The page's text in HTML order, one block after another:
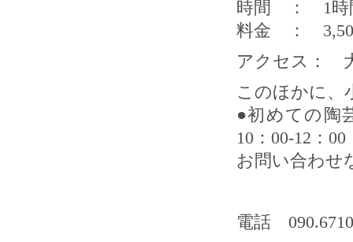
時間 ： 1時
料金 ：
アクセス：
このほかに
●初めての
10：00-12：00
お問い合わせ
電話